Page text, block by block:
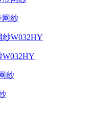
网纱
W032HY